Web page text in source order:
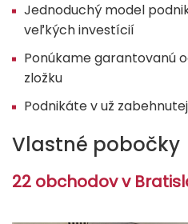
Jednoduchý model
veľkých investícií
Ponúkame garantovanú
zložku
Podnikáte v už
Vlastné pobočky
22 obchodov v